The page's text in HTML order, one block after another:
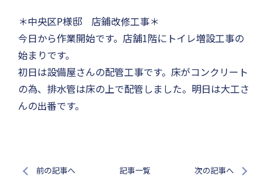
＊中央区P様邸 店鋪改修工事＊
今日から作業開始です。店舗1階にトイレ増設工事の
始まりです。
初日は設備屋さんの配管工事です。床がコンクリート
の為、排水管は床の上で配管しました。明日は大工さ
んの出番です。
前の記事へ 記事一覧 次の記事へ